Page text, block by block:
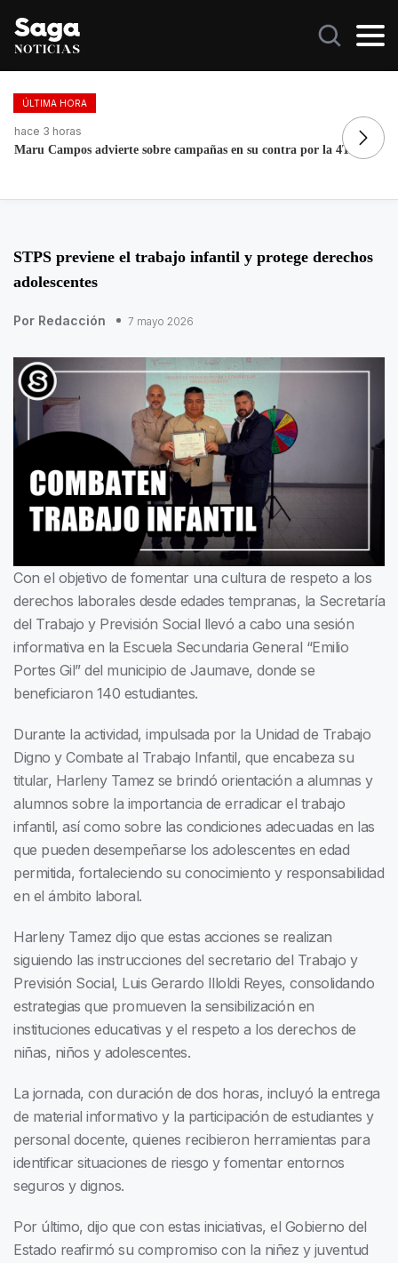
ÚLTIMA HORA
hace 2 días, 1 hora
Fortalece la economía circular; recupera 30 toneladas de
STPS previene el trabajo infantil y protege derechos
adolescentes
Por Redacción 7 mayo 2026
Con el objetivo de fomentar una cultura de respeto a los
derechos laborales desde edades tempranas, la Secretaría
del Trabajo y Previsión Social llevó a cabo una sesión
informativa en la Escuela Secundaria General “Emilio
Portes Gil” del municipio de Jaumave, donde se
beneficiaron 140 estudiantes.
Durante la actividad, impulsada por la Unidad de Trabajo
Digno y Combate al Trabajo Infantil, que encabeza su
titular, Harleny Tamez se brindó orientación a alumnas y
alumnos sobre la importancia de erradicar el trabajo
infantil, así como sobre las condiciones adecuadas en las
que pueden desempeñarse los adolescentes en edad
permitida, fortaleciendo su conocimiento y responsabilidad
en el ámbito laboral.
Harleny Tamez dijo que estas acciones se realizan
siguiendo las instrucciones del secretario del Trabajo y
Previsión Social, Luis Gerardo Illoldi Reyes, consolidando
estrategias que promueven la sensibilización en
instituciones educativas y el respeto a los derechos de
niñas, niños y adolescentes.
La jornada, con duración de dos horas, incluyó la entrega
de material informativo y la participación de estudiantes y
personal docente, quienes recibieron herramientas para
identificar situaciones de riesgo y fomentar entornos
seguros y dignos.
Por último, dijo que con estas iniciativas, el Gobierno del
Estado reafirmó su compromiso con la niñez y juventud